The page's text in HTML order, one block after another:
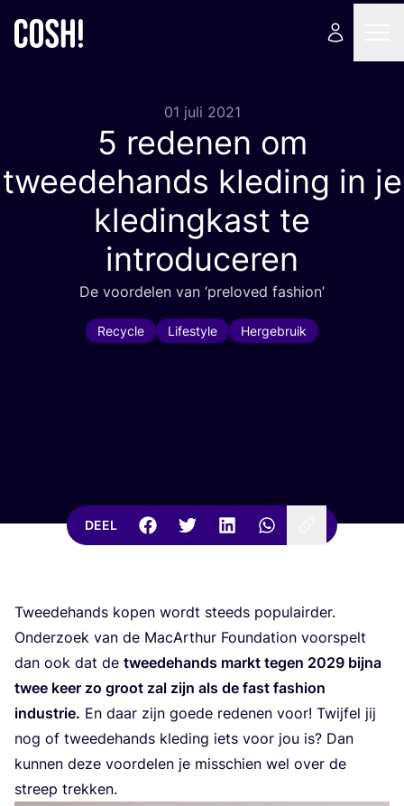
01 juli 2021
5 redenen om
tweedehands kleding in je
kledingkast te
introduceren
De voor­de­len van ‘prel­oved fashion’
Recycle Lifestyle Hergebruik
DEEL
Twee­de­hands kopen wordt steeds popu­lair­der.
Onder­zoek van de MacArthur Foun­da­ti­on voor­spelt
dan ook dat de twee­de­hands markt tegen 2029 bij­na
twee keer zo groot zal zijn als de fast fas­hi­on
indu­strie. En daar zijn goe­de rede­nen voor! Twij­fel jij
nog of twee­de­hands kle­ding iets voor jou is? Dan
kun­nen deze voor­de­len je mis­schien wel over de
streep trekken.